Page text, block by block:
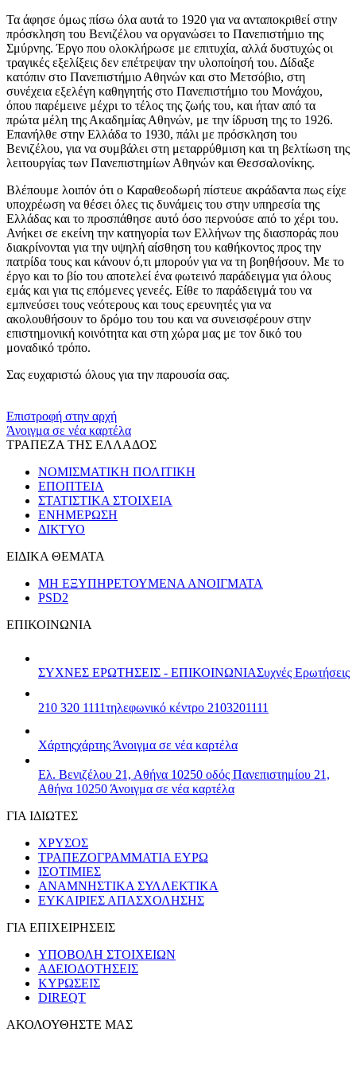
Τα άφησε όμως πίσω όλα αυτά το 1920 για να ανταποκριθεί στην
πρόσκληση του Βενιζέλου να οργανώσει το Πανεπιστήμιο της
Σμύρνης. Έργο που ολοκλήρωσε με επιτυχία, αλλά δυστυχώς οι
τραγικές εξελίξεις δεν επέτρεψαν την υλοποίησή του. Δίδαξε
κατόπιν στο Πανεπιστήμιο Αθηνών και στο Μετσόβιο, στη
συνέχεια εξελέγη καθηγητής στο Πανεπιστήμιο του Μονάχου,
όπου παρέμεινε μέχρι το τέλος της ζωής του, και ήταν από τα
πρώτα μέλη της Ακαδημίας Αθηνών, με την ίδρυση της το 1926.
Επανήλθε στην Ελλάδα το 1930, πάλι με πρόσκληση του
Βενιζέλου, για να συμβάλει στη μεταρρύθμιση και τη βελτίωση της
λειτουργίας των Πανεπιστημίων Αθηνών και Θεσσαλονίκης.
Βλέπουμε λοιπόν ότι ο Καραθεοδωρή πίστευε ακράδαντα πως είχε
υποχρέωση να θέσει όλες τις δυνάμεις του στην υπηρεσία της
Ελλάδας και το προσπάθησε αυτό όσο περνούσε από το χέρι του.
Ανήκει σε εκείνη την κατηγορία των Ελλήνων της διασποράς που
διακρίνονται για την υψηλή αίσθηση του καθήκοντος προς την
πατρίδα τους και κάνουν ό,τι μπορούν για να τη βοηθήσουν. Με το
έργο και το βίο του αποτελεί ένα φωτεινό παράδειγμα για όλους
εμάς και για τις επόμενες γενεές. Είθε το παράδειγμά του να
εμπνεύσει τους νεότερους και τους ερευνητές για να
ακολουθήσουν το δρόμο του του και να συνεισφέρουν στην
επιστημονική κοινότητα και στη χώρα μας με τον δικό του
μοναδικό τρόπο.
Σας ευχαριστώ όλους για την παρουσία σας.
Επιστροφή στην αρχή
Άνοιγμα σε νέα καρτέλα
ΤΡΑΠΕΖΑ ΤΗΣ ΕΛΛΑΔΟΣ
ΝΟΜΙΣΜΑΤΙΚΗ ΠΟΛΙΤΙΚΗ
ΕΠΟΠΤΕΙΑ
ΣΤΑΤΙΣΤΙΚΑ ΣΤΟΙΧΕΙΑ
ΕΝΗΜΕΡΩΣΗ
ΔΙΚΤΥΟ
ΕΙΔΙΚΑ ΘΕΜΑΤΑ
ΜΗ ΕΞΥΠΗΡΕΤΟΥΜΕΝΑ ΑΝΟΙΓΜΑΤΑ
PSD2
ΕΠΙΚΟΙΝΩΝΙΑ
ΣΥΧΝΕΣ ΕΡΩΤΗΣΕΙΣ - ΕΠΙΚΟΙΝΩΝΙΑΣυχνές Ερωτήσεις
210 320 1111τηλεφωνικό κέντρο 2103201111
Χάρτηςχάρτης Άνοιγμα σε νέα καρτέλα
Ελ. Βενιζέλου 21, Αθήνα 10250 οδός Πανεπιστημίου 21,
Αθήνα 10250 Άνοιγμα σε νέα καρτέλα
ΓΙΑ ΙΔΙΩΤΕΣ
ΧΡΥΣΟΣ
ΤΡΑΠΕΖΟΓΡΑΜΜΑΤΙΑ ΕΥΡΩ
ΙΣΟΤΙΜΙΕΣ
ΑΝΑΜΝΗΣΤΙΚΑ ΣΥΛΛΕΚΤΙΚΑ
ΕΥΚΑΙΡΙΕΣ ΑΠΑΣΧΟΛΗΣΗΣ
ΓΙΑ ΕΠΙΧΕΙΡΗΣΕΙΣ
ΥΠΟΒΟΛΗ ΣΤΟΙΧΕΙΩΝ
ΑΔΕΙΟΔΟΤΗΣΕΙΣ
ΚΥΡΩΣΕΙΣ
DIREQT
ΑΚΟΛΟΥΘΗΣΤΕ ΜΑΣ